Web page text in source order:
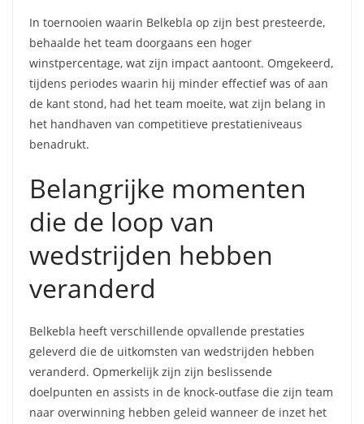
In toernooien waarin Belkebla op zijn best presteerde,
behaalde het team doorgaans een hoger
winstpercentage, wat zijn impact aantoont. Omgekeerd,
tijdens periodes waarin hij minder effectief was of aan
de kant stond, had het team moeite, wat zijn belang in
het handhaven van competitieve prestatieniveaus
benadrukt.
Belangrijke momenten
die de loop van
wedstrijden hebben
veranderd
Belkebla heeft verschillende opvallende prestaties
geleverd die de uitkomsten van wedstrijden hebben
veranderd. Opmerkelijk zijn zijn beslissende
doelpunten en assists in de knock-outfase die zijn team
naar overwinning hebben geleid wanneer de inzet het